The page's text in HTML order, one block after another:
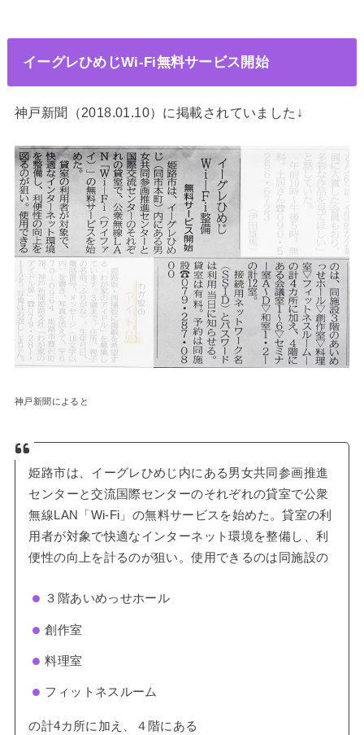
イーグレひめじWi-Fi無料サービス開始
神戸新聞（2018.01.10）に掲載されていました↓
神戸新聞によると
姫路市は、イーグレひめじ内にある男女共同参画推進
センターと交流国際センターのそれぞれの貸室で公衆
無線LAN「Wi-Fi」の無料サービスを始めた。貸室の利
用者が対象で快適なインターネット環境を整備し、利
便性の向上を計るのが狙い。使用できるのは同施設の
３階あいめっせホール
創作室
料理室
フィットネスルーム
の計4カ所に加え、４階にある